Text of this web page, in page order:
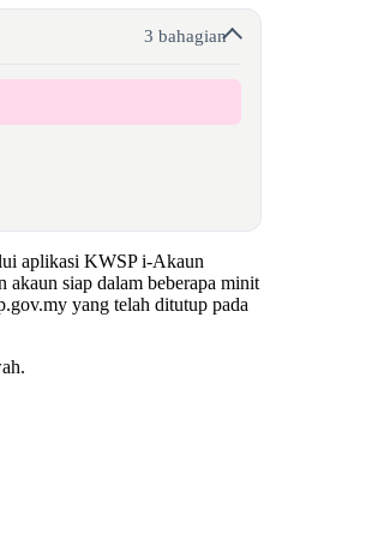
3 bahagian
aplikasi KWSP i-Akaun
siap dalam beberapa minit
yang telah ditutup pada